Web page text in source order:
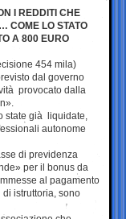
I REDDITI CHE
COME LO STATO
A 800 EURO
454 mila)
dal governo
provocato dalla
state già liquidate,
autonome
di previdenza
per il bonus da
al pagamento
istruttoria, sono